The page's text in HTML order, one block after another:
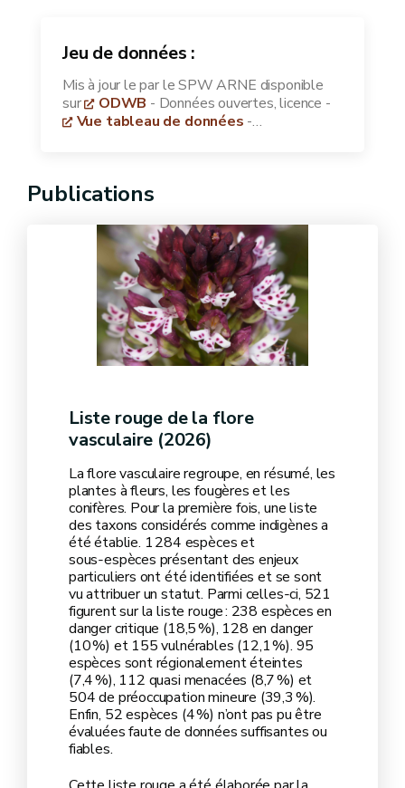
Jeu de données :
Mis à jour lepar le SPW ARNE disponible
sur
ODWB - Données ouvertes, licence -
Vue tableau de données -
Publications
Liste rouge de la flore
vasculaire (2026)
La flore vasculaire regroupe, en résumé, les
plantes à fleurs, les fougères et les
conifères. Pour la première fois, une liste
des taxons considérés comme indigènes a
été établie. 1 284 espèces et
sous‑espèces présentant des enjeux
particuliers ont été identifiées et se sont
vu attribuer un statut. Parmi celles‑ci, 521
figurent sur la liste rouge : 238 espèces en
danger critique (18,5 %), 128 en danger
(10 %) et 155 vulnérables (12,1 %). 95
espèces sont régionalement éteintes
(7,4 %), 112 quasi menacées (8,7 %) et
504 de préoccupation mineure (39,3 %).
Enfin, 52 espèces (4 %) n’ont pas pu être
évaluées faute de données suffisantes ou
fiables.